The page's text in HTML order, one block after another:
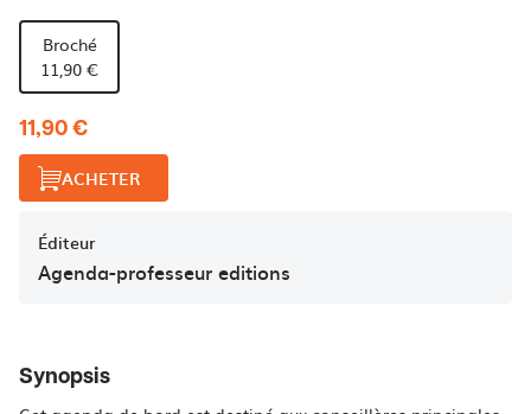
Broché
11,90 €
11,90 €
ACHETER
Éditeur
Agenda-professeur editions
Synopsis